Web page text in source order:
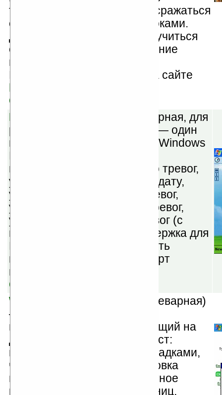
территорию, вам придётся сражаться
с монстрами и другими игроками.
Для победы необходимо научиться
совмещать развитие и ведение
войны.
Купить программу можно на сайте
Скачать
PocketAlarm v2.17
(шареварная, для
русскоязычных бесплатно) — один
из лучших будильников для Windows
Mobile. Возможности:
неограниченное количество тревог,
установка тревог на любую дату,
установка ежемесячных тревог,
установка еженедельных тревог,
установка ежедневных тревог (с
выбором для недели), поддержка для
MP3, OGG, WAV, возможность
воспроизводить файлы с карт
памяти и многое другое.
Скачать
Webby Mobile v2.6.0.6
(шареварная)
— многооконный браузер с
поддержкой табов, работающий на
движке Pocket IE. Возможност:
многооконный режим с закладками,
чтение rss-каналов, блокировка
всплывающих окон, скоростное
конвертирование web-страниц,